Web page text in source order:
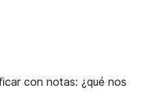
con notas: ¿qué nos